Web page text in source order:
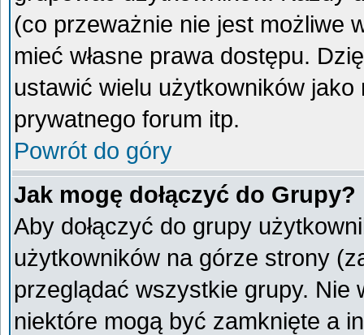
(co przeważnie nie jest możliwe
mieć własne prawa dostępu.
ustawić wielu użytkowników
prywatnego forum itp.
Powrót do góry
Jak mogę dołączyć do Grupy?
Aby dołączyć do grupy
użytkowników na górze strony
przeglądać wszystkie grupy.
niektóre mogą być zamknięte a